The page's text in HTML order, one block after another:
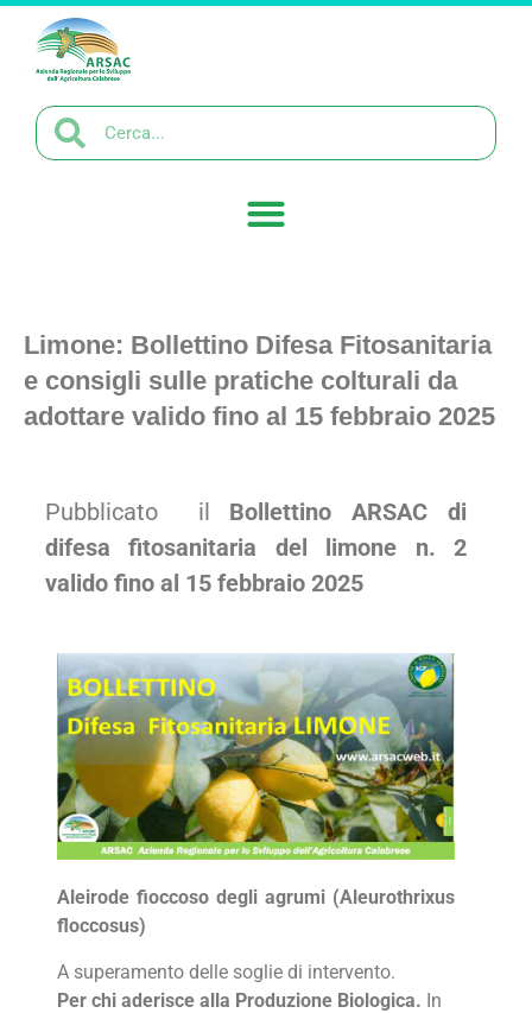
Limone: Bollettino Difesa Fitosanitaria
e consigli sulle pratiche colturali da
adottare valido fino al 15 febbraio 2025
Pubblicato il Bollettino ARSAC di
difesa fitosanitaria del limone n. 2
valido fino al 15 febbraio 2025
Aleirode fioccoso degli agrumi (Aleurothrixus
floccosus)
A superamento delle soglie di intervento.
Per chi aderisce alla Produzione Biologica. In